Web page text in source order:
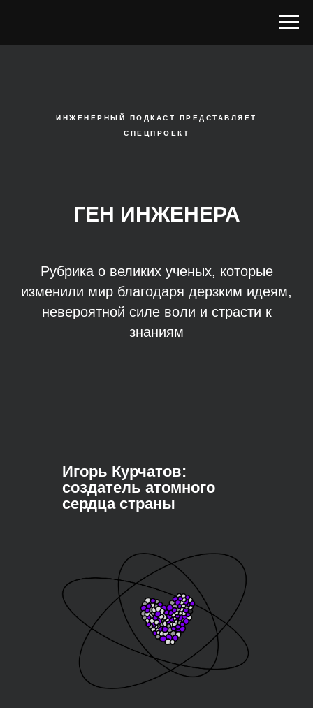
ИНЖЕНЕРНЫЙ ПОДКАСТ ПРЕДСТАВЛЯЕТ
СПЕЦПРОЕКТ
ГЕН ИНЖЕНЕРА
Рубрика о великих ученых, которые
изменили мир благодаря дерзким идеям,
невероятной силе воли и страсти к
знаниям
Игорь Курчатов:
создатель атомного
сердца страны